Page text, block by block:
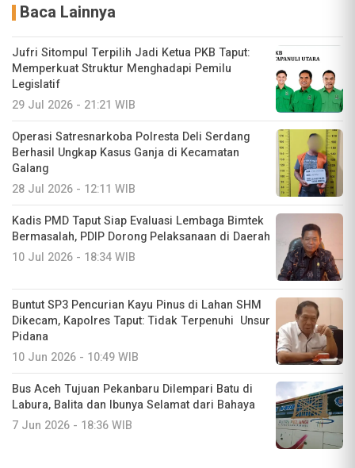
Baca Lainnya
Jufri Sitompul Terpilih Jadi Ketua PKB Taput:
Memperkuat Struktur Menghadapi Pemilu
Legislatif
29 Jul 2026 - 21:21 WIB
Operasi Satresnarkoba Polresta Deli Serdang
Berhasil Ungkap Kasus Ganja di Kecamatan
Galang
28 Jul 2026 - 12:11 WIB
Kadis PMD Taput Siap Evaluasi Lembaga Bimtek
Bermasalah, PDIP Dorong Pelaksanaan di Daerah
10 Jul 2026 - 18:34 WIB
Buntut SP3 Pencurian Kayu Pinus di Lahan SHM
Dikecam, Kapolres Taput: Tidak Terpenuhi Unsur
Pidana
10 Jun 2026 - 10:49 WIB
Bus Aceh Tujuan Pekanbaru Dilempari Batu di
Labura, Balita dan Ibunya Selamat dari Bahaya
7 Jun 2026 - 18:36 WIB